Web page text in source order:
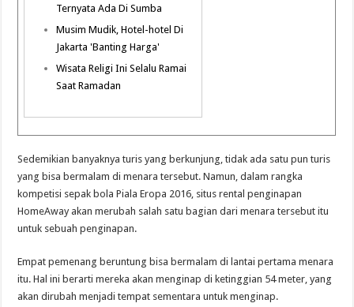
Ternyata Ada Di Sumba
Musim Mudik, Hotel-hotel Di
Jakarta 'Banting Harga'
Wisata Religi Ini Selalu Ramai
Saat Ramadan
Sedemikian banyaknya turis yang berkunjung, tidak ada satu pun turis
yang bisa bermalam di menara tersebut. Namun, dalam rangka
kompetisi sepak bola Piala Eropa 2016, situs rental penginapan
HomeAway akan merubah salah satu bagian dari menara tersebut itu
untuk sebuah penginapan.
Empat pemenang beruntung bisa bermalam di lantai pertama menara
itu. Hal ini berarti mereka akan menginap di ketinggian 54 meter, yang
akan dirubah menjadi tempat sementara untuk menginap.